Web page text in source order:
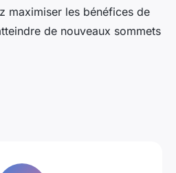
maximiser les bénéfices de
de nouveaux sommets